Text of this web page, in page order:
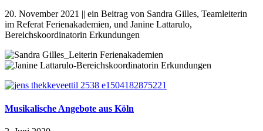
20. November 2021 || ein Beitrag von Sandra Gilles, Teamleiterin
im Referat Ferienakademien, und Janine Lattarulo,
Bereichskoordinatorin Erkundungen
Musikalische Angebote aus Köln